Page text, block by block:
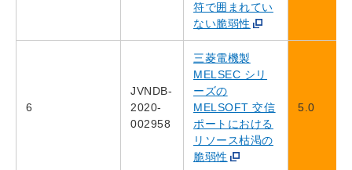
符で囲まれてい
ない脆弱性
6
JVNDB-
2020-
002958
三菱電機製
MELSEC シリ
ーズの
MELSOFT 交信
ポートにおける
リソース枯渇の
脆弱性
5.0